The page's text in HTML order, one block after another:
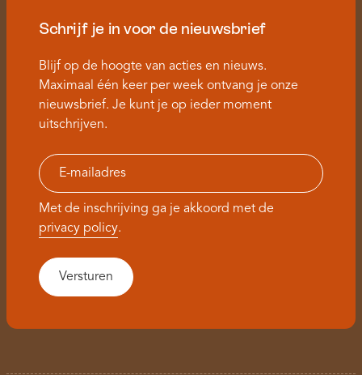
Schrijf je in voor de nieuwsbrief
Blijf op de hoogte van acties en nieuws.
Maximaal één keer per week ontvang je onze
nieuwsbrief. Je kunt je op ieder moment
uitschrijven.
Met de inschrijving ga je akkoord met de
privacy policy.